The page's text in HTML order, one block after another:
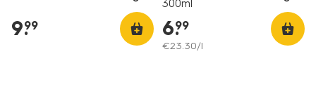
9.
99
300ml
6.
99
€23.30/l